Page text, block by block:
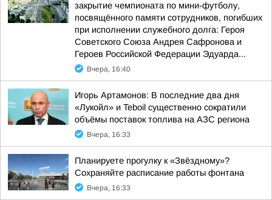
закрытие чемпионата по мини-футболу,
посвящённого памяти сотрудников, погибших
при исполнении служебного долга: Героя
Советского Союза Андрея Сафронова и
Героев Российской Федерации Эдуарда...
Вчера, 16:40
Игорь Артамонов: В последние два дня
«Лукойл» и Teboil существенно сократили
объёмы поставок топлива на АЗС региона
Вчера, 16:33
Планируете прогулку к «Звёздному»?
Сохраняйте расписание работы фонтана
Вчера, 16:33